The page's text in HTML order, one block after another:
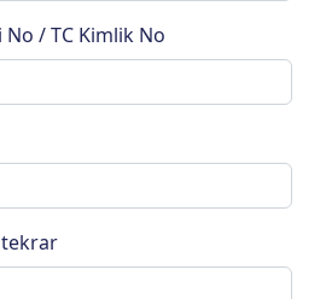
No / TC Kimlik No